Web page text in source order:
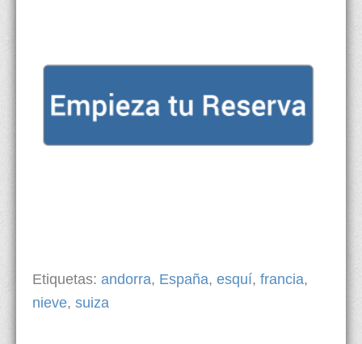
Etiquetas: andorra, España, esquí, francia,
nieve, suiza